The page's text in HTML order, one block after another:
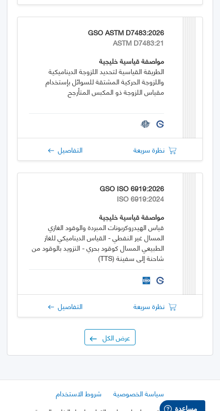
GSO ASTM D7483:2026
ASTM D7483:21
مواصفة قياسية خليجية
الطريقة القياسية لتحديد اللزوجة الديناميكية
واللزوجة الحركية المشتقة للسوائل بإستخدام
مقياس اللزوجة ذو المكبس المتأرجح
نظرة سريعة التفاصيل
GSO ISO 6919:2026
ISO 6919:2024
مواصفة قياسية خليجية
قياس الهيدروكربونات المبردة والوقود الغازي
المسال غير النفطي - القياس الديناميكي للغاز
الطبيعي المسال كوقود بحري - التزويد بالوقود من
شاحنة إلى سفينة (TTS)
نظرة سريعة التفاصيل
عرض الكل
سياسة الخصوصية
شروط الاستخدام